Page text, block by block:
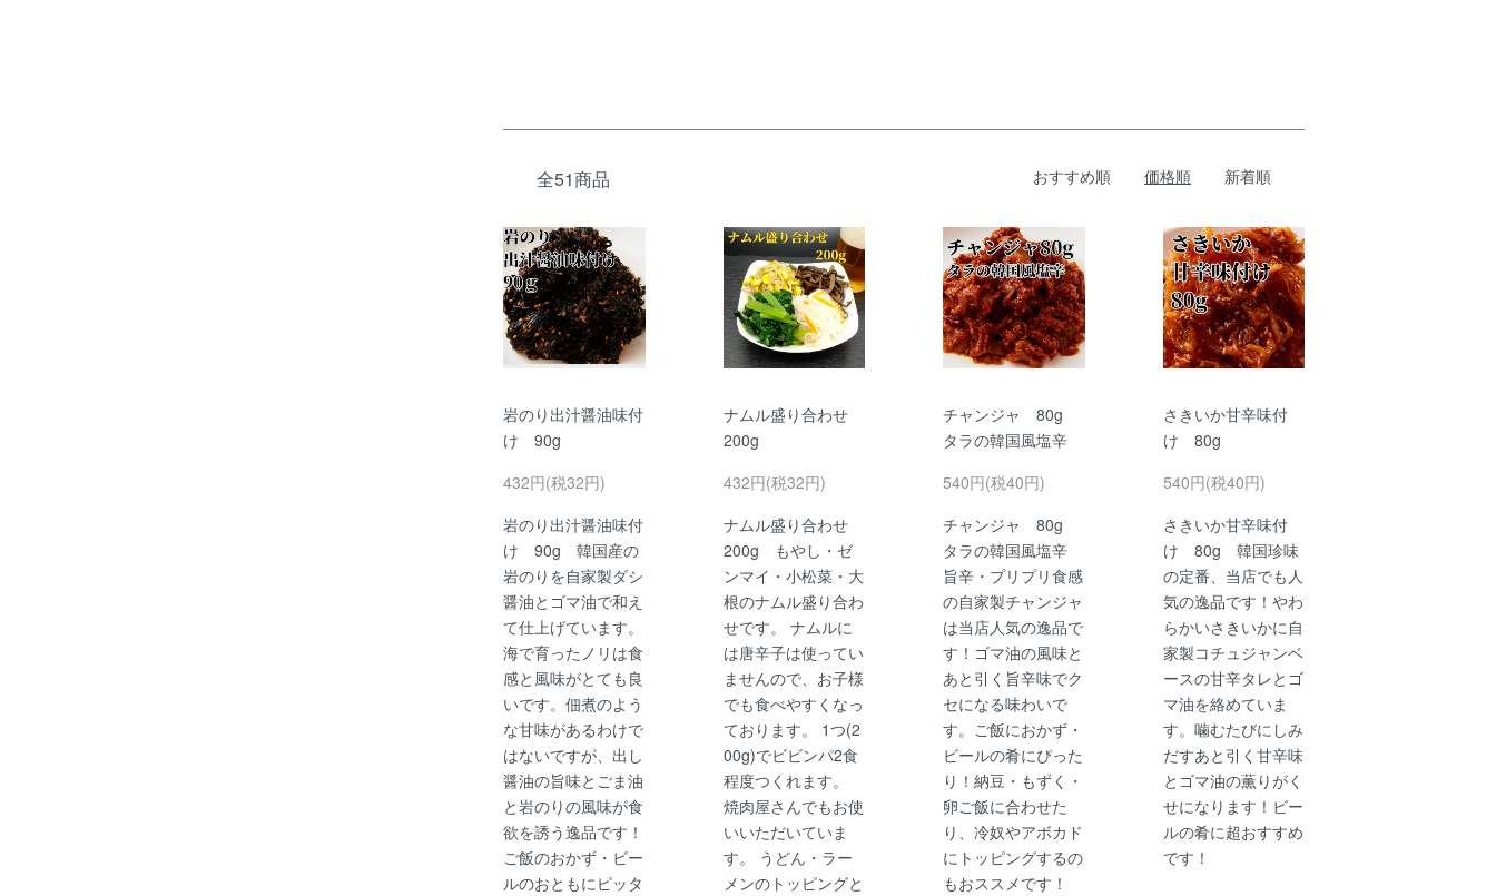
全51商品 おすすめ順 価格順 新着順
岩のり出汁醤油味付
け 90g
432円(税32円)
岩のり出汁醤油味付
け 90g 韓国産の
岩のりを自家製ダシ
醤油とゴマ油で和え
て仕上げています。
海で育ったノリは食
感と風味がとても良
いです。佃煮のよう
な甘味があるわけで
はないですが、出し
醤油の旨味とごま油
と岩のりの風味が食
欲を誘う逸品です！
ご飯のおかず・ビー
ルのおともにピッタ
ナムル盛り合わせ
200g
432円(税32円)
ナムル盛り合わせ
200g もやし・ゼ
ンマイ・小松菜・大
根のナムル盛り合わ
せです。 ナムルに
は唐辛子は使ってい
ませんので、お子様
でも食べやすくなっ
ております。 1つ(2
00g)でビビンパ2食
程度つくれます。
焼肉屋さんでもお使
いいただいていま
す。 うどん・ラー
メンのトッピングと
チャンジャ 80g
タラの韓国風塩辛
540円(税40円)
チャンジャ 80g
タラの韓国風塩辛
旨辛・プリプリ食感
の自家製チャンジャ
は当店人気の逸品で
す！ゴマ油の風味と
あと引く旨辛味でク
セになる味わいで
す。ご飯におかず・
ビールの肴にぴった
り！納豆・もずく・
卵ご飯に合わせた
り、冷奴やアボカド
にトッピングするの
もおススメです！
さきいか甘辛味付
け 80g
540円(税40円)
さきいか甘辛味付
け 80g 韓国珍味
の定番、当店でも人
気の逸品です！やわ
らかいさきいかに自
家製コチュジャンベ
ースの甘辛タレとゴ
マ油を絡めていま
す。噛むたびにしみ
だすあと引く甘辛味
とゴマ油の薫りがく
せになります！ビー
ルの肴に超おすすめ
です！